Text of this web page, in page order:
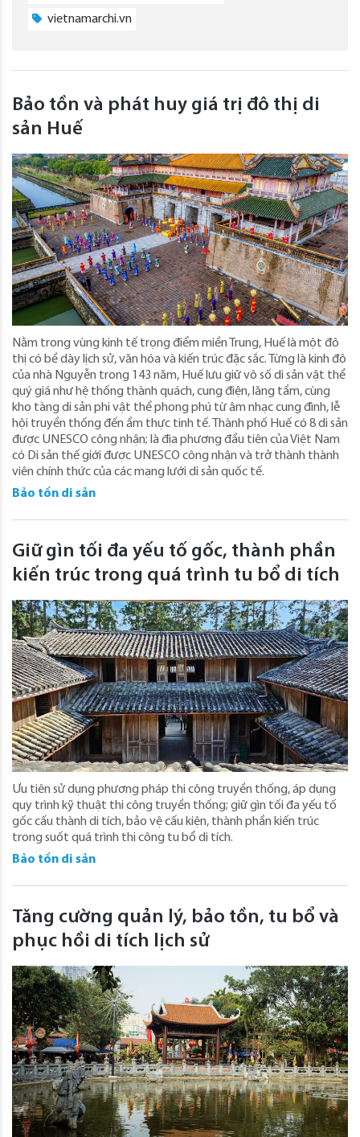
vietnamarchi.vn
Bảo tồn và phát huy giá trị đô thị di
sản Huế
Nằm trong vùng kinh tế trọng điểm miền Trung, Huế là một đô
thị có bề dày lịch sử, văn hóa và kiến trúc đặc sắc. Từng là kinh đô
của nhà Nguyễn trong 143 năm, Huế lưu giữ vô số di sản vật thể
quý giá như hệ thống thành quách, cung điện, lăng tẩm, cùng
kho tàng di sản phi vật thể phong phú từ âm nhạc cung đình, lễ
hội truyền thống đến ẩm thực tinh tế. Thành phố Huế có 8 di sản
được UNESCO công nhận; là địa phương đầu tiên của Việt Nam
có Di sản thế giới được UNESCO công nhận và trở thành thành
viên chính thức của các mạng lưới di sản quốc tế.
Bảo tồn di sản
Giữ gìn tối đa yếu tố gốc, thành phần
kiến trúc trong quá trình tu bổ di tích
Ưu tiên sử dụng phương pháp thi công truyền thống, áp dụng
quy trình kỹ thuật thi công truyền thống; giữ gìn tối đa yếu tố
gốc cấu thành di tích, bảo vệ cấu kiện, thành phần kiến trúc
trong suốt quá trình thi công tu bổ di tích.
Bảo tồn di sản
Tăng cường quản lý, bảo tồn, tu bổ và
phục hồi di tích lịch sử